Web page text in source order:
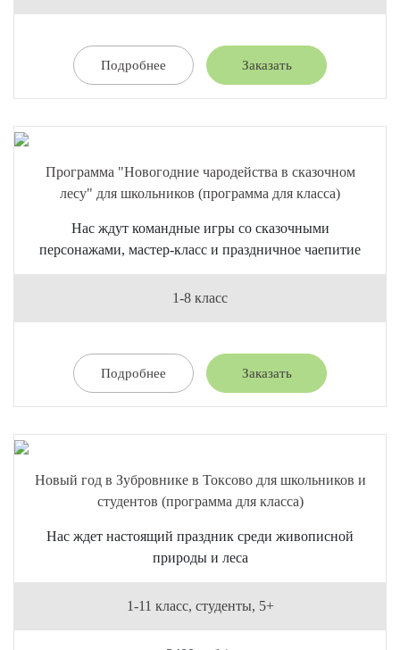
Подробнее Заказать
Программа "Новогодние чародейства в сказочном
лесу" для школьников (программа для класса)
Нас ждут командные игры со сказочными
персонажами, мастер-класс и праздничное чаепитие
1-8 класс
Подробнее Заказать
Новый год в Зубровнике в Токсово для школьников и
студентов (программа для класса)
Нас ждет настоящий праздник среди живописной
природы и леса
1-11 класс, студенты, 5+